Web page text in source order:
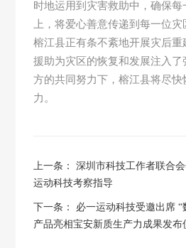
时地运用到灾害救助中，确保每
上，将爱心善意传递到每一位灾
榕江县正有条不紊地开展灾后重
援助为灾区的恢复和发展注入了
方的共同努力下，榕江县将尽
力。​
上一条： 深圳市科技工作者联合
运动科技考察指导​
下一条： 必一运动科技受邀出席
产品亮相宝安新质生产力成果发布